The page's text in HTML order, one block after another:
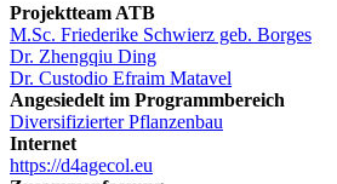
Projektteam ATB
M.Sc. Friederike Schwierz geb. Borges
Dr. Zhengqiu Ding
Dr. Custodio Efraim Matavel
Angesiedelt im Programmbereich
Diversifizierter Pflanzenbau
Internet
https://d4agecol.eu